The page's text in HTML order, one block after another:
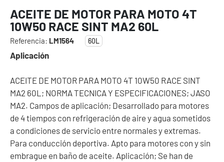
ACEITE DE MOTOR PARA MOTO 4T
10W50 RACE SINT MA2 60L
Referencia: LM1564 60L
Aplicación
ACEITE DE MOTOR PARA MOTO 4T 10W50 RACE SINT
MA2 60L; NORMA TECNICA Y ESPECIFICACIONES; JASO
MA2. Campos de aplicación; Desarrollado para motores
de 4 tiempos con refrigeración de aire y agua sometidos
a condiciones de servicio entre normales y extremas.
Para conducción deportiva. Apto para motores con y sin
embrague en baño de aceite. Aplicación; Se han de